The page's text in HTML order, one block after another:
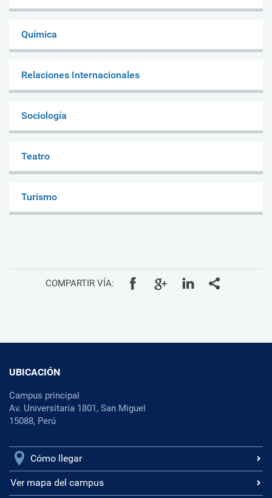
Química
Relaciones Internacionales
Sociología
Teatro
Turismo
COMPARTIR VÍA:
UBICACIÓN
Campus principal
Av. Universitaria 1801, San Miguel
15088, Perú
Cómo llegar
Ver mapa del campus